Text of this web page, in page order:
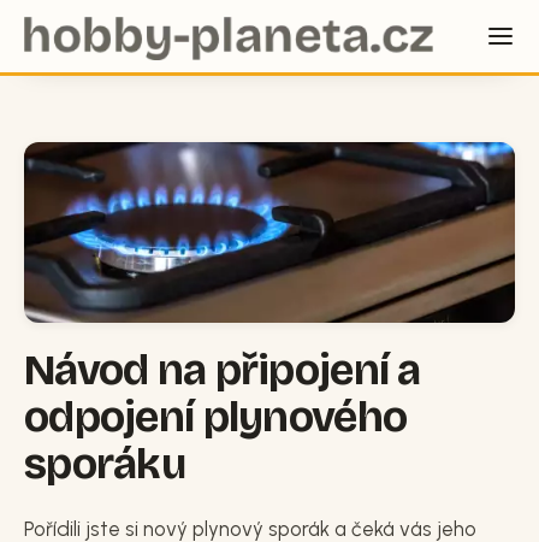
Návod na připojení a
odpojení plynového
sporáku
Pořídili jste si nový plynový sporák a čeká vás jeho